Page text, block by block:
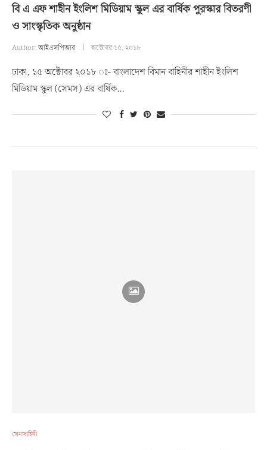
বি এ এফ শাহীন ইংলিশ মিডিয়াম স্কুল এর বার্ষিক পুরস্কার বিতরণী
ও সাংস্কৃতিক অনুষ্ঠান
Author:আইএসপিআর অক্টোবর ১৫, ২০১৮
ঢাকা, ১৫ অক্টোবর ২০১৮ ঃ- বাংলাদেশ বিমান বাহিনীর শাহীন ইংলিশ
মিডিয়াম স্কুল (সেমস) এর বার্ষিক…
সেনাবাহিনী